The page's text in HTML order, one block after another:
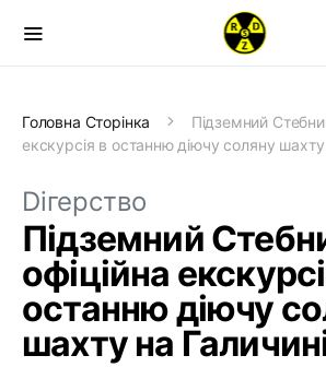
Головна Сторінка
Підземний
екскурсія в останню діючу соляну шахту
Dігерство
Підземний
офіційна
останню діючу
шахту на